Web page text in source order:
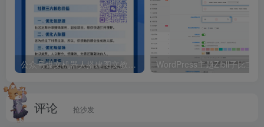
公众号爆文机器人搭建图文教程并附公众号机器人12.2源码
评论 抢沙发